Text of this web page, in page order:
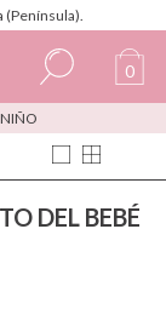
(Península).
0
NIÑO
DEL BEBÉ